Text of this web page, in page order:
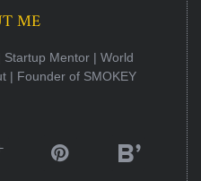
ME
Mentor | World
| Founder of SMOKEY